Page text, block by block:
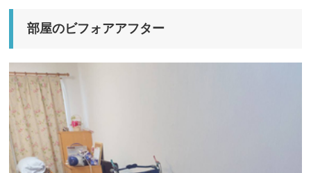
部屋のビフォアアフター